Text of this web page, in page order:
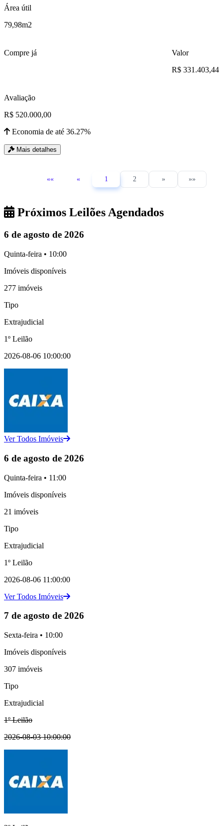
Área útil
79,98m2
Compre já
Valor
R$ 331.403,44
Avaliação
R$ 520.000,00
Economia de até 36.27%
Mais detalhes
«« « 1 2 » »»
Próximos Leilões Agendados
6 de agosto de 2026
Quinta-feira • 10:00
Imóveis disponíveis
277 imóveis
Tipo
Extrajudicial
1º Leilão
2026-08-06 10:00:00
Ver Todos Imóveis
6 de agosto de 2026
Quinta-feira • 11:00
Imóveis disponíveis
21 imóveis
Tipo
Extrajudicial
1º Leilão
2026-08-06 11:00:00
Ver Todos Imóveis
7 de agosto de 2026
Sexta-feira • 10:00
Imóveis disponíveis
307 imóveis
Tipo
Extrajudicial
1º Leilão
2026-08-03 10:00:00